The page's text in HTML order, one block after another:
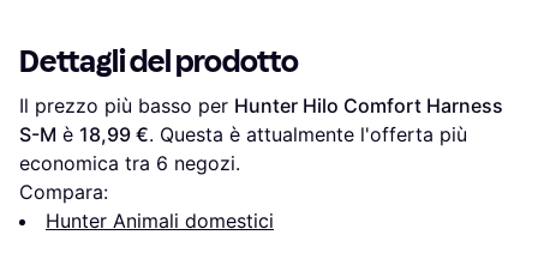
Dettagli del prodotto
Il prezzo più basso per Hunter Hilo Comfort Harness
S-M è 18,99 €. Questa è attualmente l'offerta più
economica tra 6 negozi.
Compara:
Hunter Animali domestici